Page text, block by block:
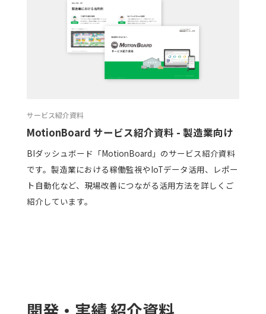
サービス紹介資料
MotionBoard サービス紹介資料 - 製造業向け
BIダッシュボード「MotionBoard」のサービス紹介資料
です。製造業における稼働監視やIoTデータ活用、レポー
ト自動化など、現場改善につながる活用方法を詳しくご
紹介しています。